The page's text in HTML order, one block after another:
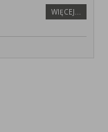
WIĘCEJ…